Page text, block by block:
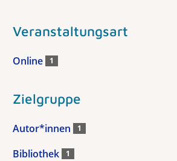
Veranstaltungsart
Online 1
Zielgruppe
Autor*innen 1
Bibliothek 1